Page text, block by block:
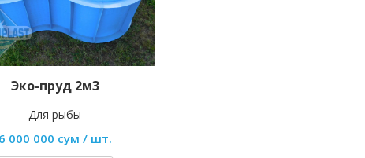
Эко-пруд 2м3
Для рыбы
6 000 000 сум / шт.